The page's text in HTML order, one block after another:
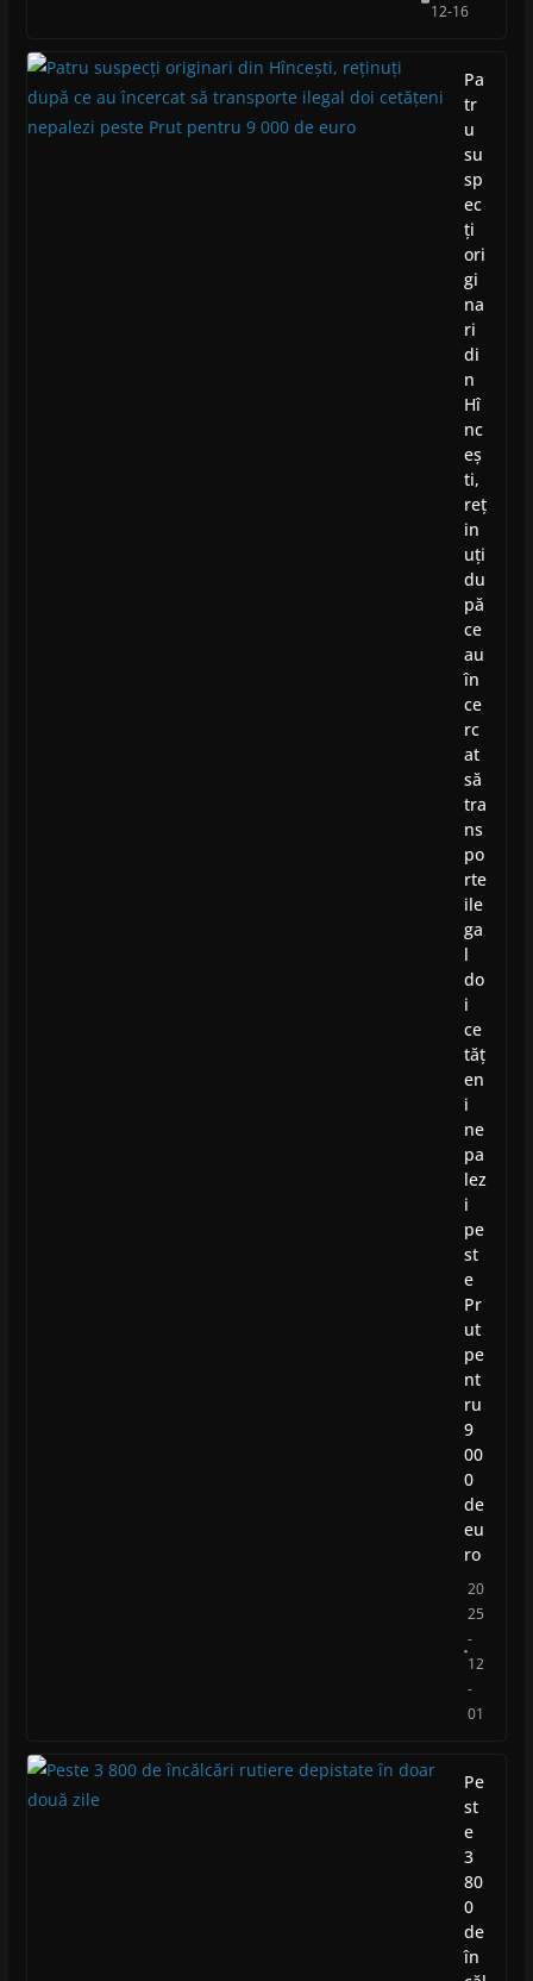
12-16
Pa
tr
u
su
sp
ec
ți
ori
gi
na
ri
di
n
Hî
nc
eș
ti,
reț
in
uți
du
pă
ce
au
în
ce
rc
at
să
tra
ns
po
rte
ile
ga
l
do
i
ce
tăț
en
i
ne
pa
lez
i
pe
st
e
Pr
ut
pe
nt
ru
9
00
0
de
eu
ro
20
25
-
12
-
01
Pe
st
e
3
80
0
de
în